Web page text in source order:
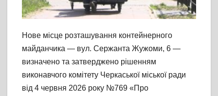
Нове місце розташування контейнерного
майданчика — вул. Сержанта Жужоми, 6 —
визначено та затверджено рішенням
виконавчого комітету Черкаської міської ради
від 4 червня 2026 року №769 «Про